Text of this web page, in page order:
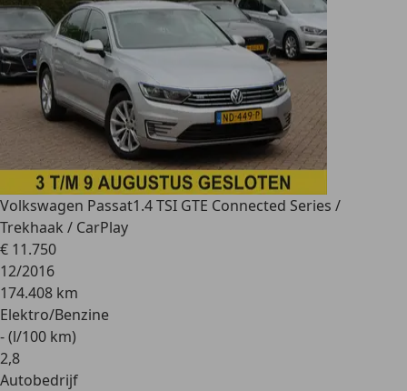
Volkswagen Passat1.4 TSI GTE Connected Series /
Trekhaak / CarPlay
€ 11.750
12/2016
174.408 km
Elektro/Benzine
- (l/100 km)
2,8
Autobedrijf